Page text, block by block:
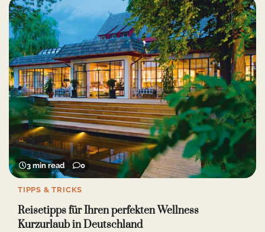
3 min read 0
TIPPS & TRICKS
Reisetipps für Ihren perfekten Wellness
Kurzurlaub in Deutschland